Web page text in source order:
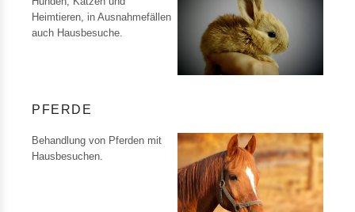
Heimtieren, in Ausnahmefällen
auch Hausbesuche.
PFERDE
Behandlung von Pferden mit
Hausbesuchen.